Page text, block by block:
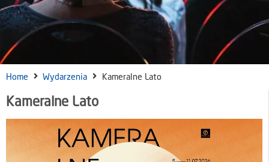
Home Wydarzenia Kameralne Lato
Kameralne Lato